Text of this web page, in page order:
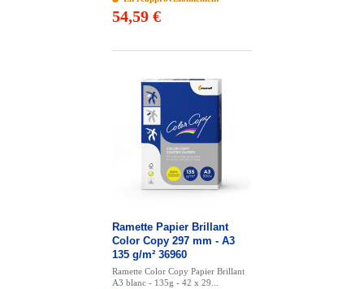
54,59 €
Ramette Papier Brillant
Color Copy 297 mm - A3
135 g/m² 36960
Ramette Color Copy Papier Brillant
A3 blanc - 135g - 42 x 29...